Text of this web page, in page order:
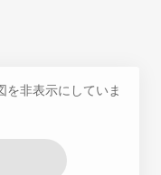
を非表示にしていま